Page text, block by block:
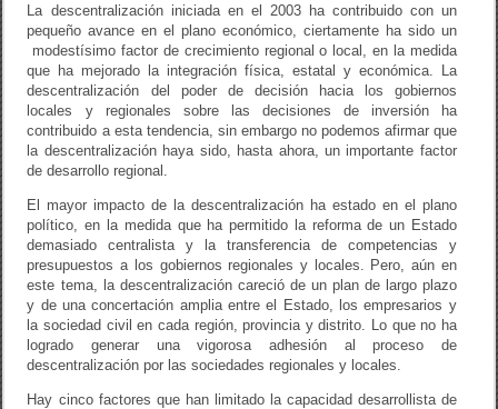
La descentralización iniciada en el 2003 ha contribuido con un
pequeño avance en el plano económico, ciertamente ha sido un
modestísimo factor de crecimiento regional o local, en la medida
que ha mejorado la integración física, estatal y económica. La
descentralización del poder de decisión hacia los gobiernos
locales y regionales sobre las decisiones de inversión ha
contribuido a esta tendencia, sin embargo no podemos afirmar que
la descentralización haya sido, hasta ahora, un importante factor
de desarrollo regional.
El mayor impacto de la descentralización ha estado en el plano
político, en la medida que ha permitido la reforma de un Estado
demasiado centralista y la transferencia de competencias y
presupuestos a los gobiernos regionales y locales. Pero, aún en
este tema, la descentralización careció de un plan de largo plazo
y de una concertación amplia entre el Estado, los empresarios y
la sociedad civil en cada región, provincia y distrito. Lo que no ha
logrado generar una vigorosa adhesión al proceso de
descentralización por las sociedades regionales y locales.
Hay cinco factores que han limitado la capacidad desarrollista de